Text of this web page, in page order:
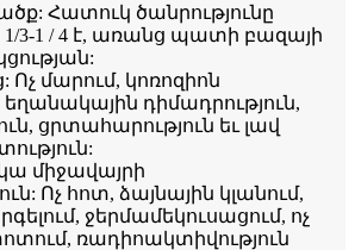
Հատուկ ծանրությունը
3-1 / 4 է, առանց պատի բազայի
Ոչ մարում, կոռոզիոն
եղանակային դիմադրություն,
ցրտահարություն եւ լավ
միջավայրի
Ոչ հոտ, ձայնային կլանում,
ջերմամեկուսացում, ոչ
ռադիոակտիվություն